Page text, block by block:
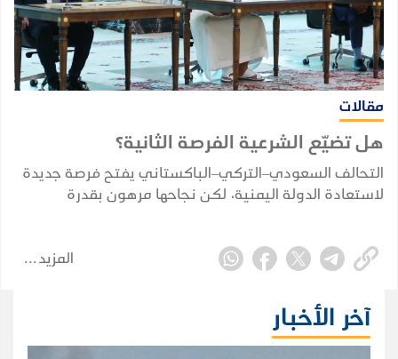
مقالات
هل تضيّع الشرعية الفرصة الثانية؟
التحالف السعودي–التركي–الباكستاني يفتح فرصة جديدة
لاستعادة الدولة اليمنية، لكن نجاحها مرهون بقدرة
المزيد
آخر الأخبار